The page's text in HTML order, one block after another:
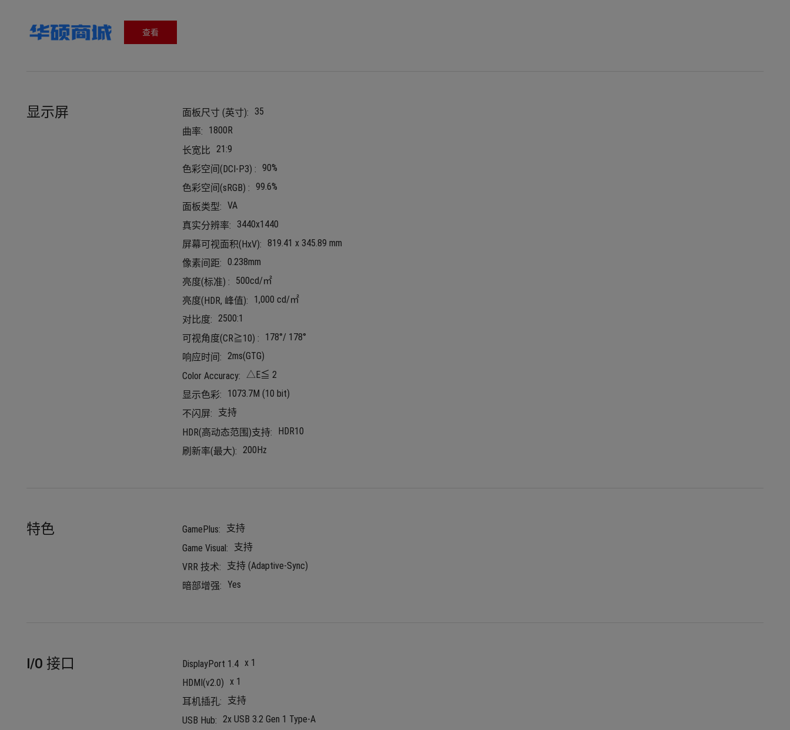
查看
显示屏 面板尺寸 (英寸):
35
曲率:
1800R
长宽比 21:9
色彩空间(DCI-P3) : 90%
色彩空间(sRGB) : 99.6%
面板类型: VA
真实分辨率:
3440x1440
屏幕可视面积(HxV): 819.41 x 345.89 mm
像素间距: 0.238mm
亮度(标准) :
500cd/㎡
亮度(HDR, 峰值):
1,000 cd/㎡
对比度: 2500:1
可视角度(CR≧10) :
178°/ 178°
响应时间: 2ms(GTG)
Color Accuracy: △E≦ 2
显示色彩:
1073.7M (10 bit)
不闪屏:
支持
HDR(高动态范围)支持:
HDR10
刷新率(最大): 200Hz
特色 GamePlus:
支持
Game Visual:
支持
VRR 技术:
支持 (Adaptive-Sync)
暗部增强: Yes
I/O 接口 DisplayPort 1.4 x 1
HDMI(v2.0) x 1
耳机插孔:
支持
USB Hub: 2x USB 3.2 Gen 1 Type-A